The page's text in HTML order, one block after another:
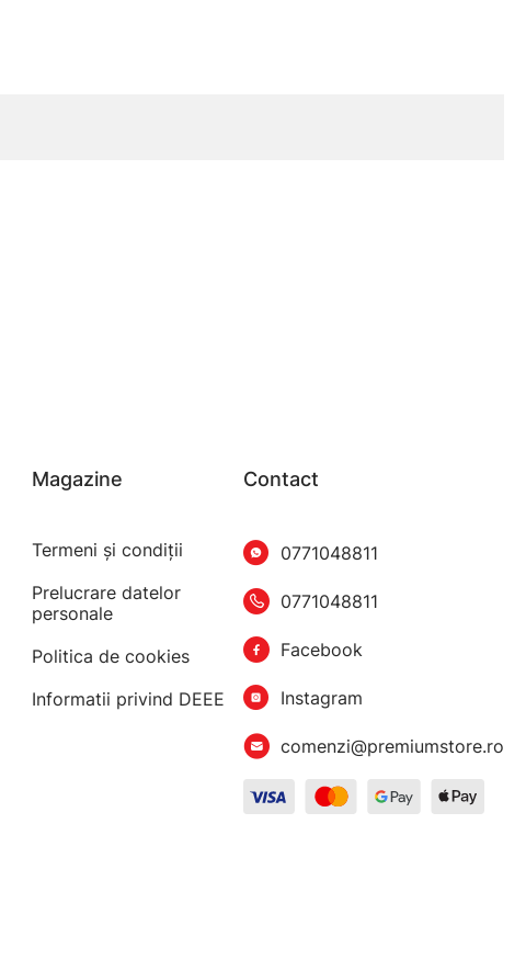
Magazine
Termeni şi condiţii
Prelucrare datelor
personale
Politica de cookies
Informatii privind DEEE
Contact
0771048811
0771048811
Facebook
Instagram
comenzi@premiumstore.ro